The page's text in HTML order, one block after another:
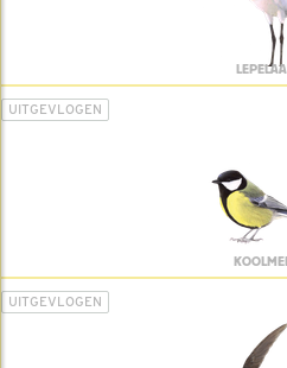
UITGEVLOGEN
UITGEVLOGEN